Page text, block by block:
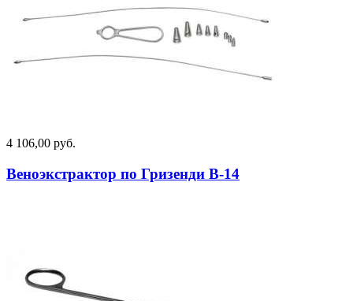
4 106,00 руб.
Веноэкстрактор по Гризенди В-14